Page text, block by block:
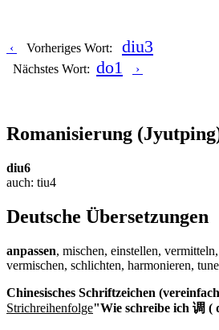
‹ Vorheriges Wort: diu3
Nächstes Wort: do1 ›
Romanisierung
diu6
auch: tiu4
Deutsche Übersetzungen
anpassen, mischen, einstellen, vermitteln,
vermischen, schlichten, harmonieren,
Chinesisches Schriftzeichen
Strichreihenfolge"Wie schreibe ich 调